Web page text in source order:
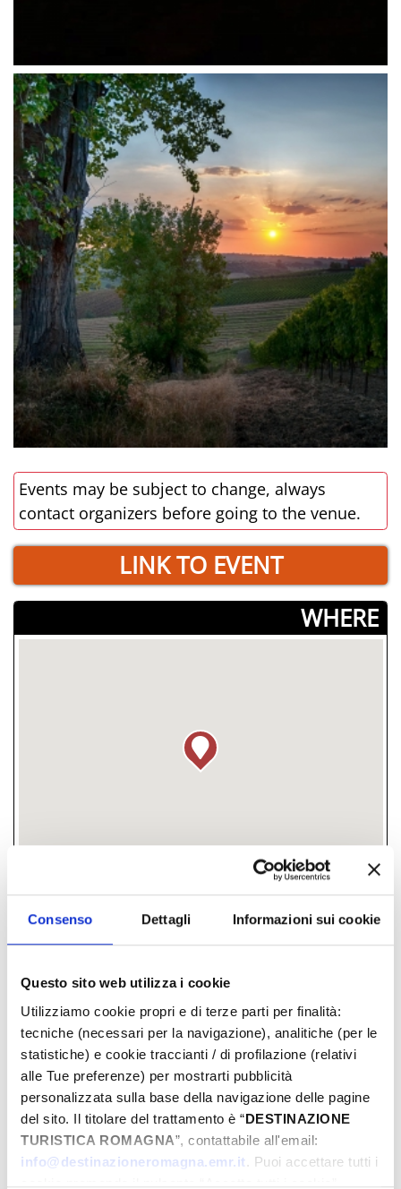
Consenso Dettagli Informazioni sui cookie
Questo sito web utilizza i cookie
Utilizziamo cookie propri e di terze parti per finalità:
tecniche (necessari per la navigazione), analitiche (per le
statistiche) e cookie traccianti / di profilazione (relativi
alle Tue preferenze) per mostrarti pubblicità
personalizzata sulla base della navigazione delle pagine
del sito. Il titolare del trattamento è “DESTINAZIONE
TURISTICA ROMAGNA”, contattabile all'email:
info@destinazioneromagna.emr.it. Puoi accettare tutti i
cookie premendo il pulsante “Accetta tutti i cookie”,
Events may be subject to change, always
contact organizers before going to the venue.
LINK TO EVENT
­WHERE
via Piane 100, 47853, Coriano, (RN)
DAYS & TIMES
Maggio-2026
Mon
Tue Wed Thu Fri Sat
Sun
27
28 29 30 01 02
04
05 06 07 08 09
10